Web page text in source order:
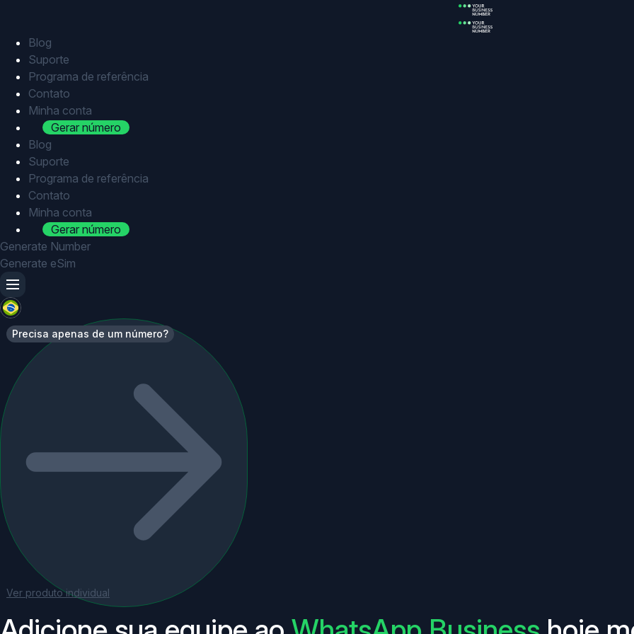
contentBlog
Suporte
Programa de referência
Contato
Minha conta
Gerar número
Blog
Suporte
Programa de referência
Contato
Minha conta
Gerar número
Generate Number
Generate eSim
Precisa apenas de um número?
Ver produto individual